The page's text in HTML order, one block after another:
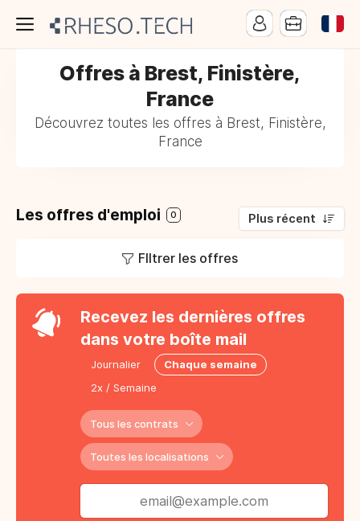
Offres à Brest, Finistère,
France
Découvrez toutes les offres à Brest, Finistère,
France
Les offres d'emploi 0 Plus récent
FIltrer les offres
Recevez les dernières offres
dans votre boîte mail
Journalier
Chaque semaine
2x / Semaine
Tous les contrats
Toutes les localisations